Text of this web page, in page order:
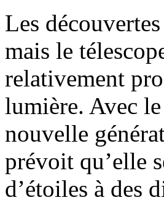
Les
mais le
relativement
lumière. Avec
nouvelle
prévoit qu’elle
d’étoiles à des